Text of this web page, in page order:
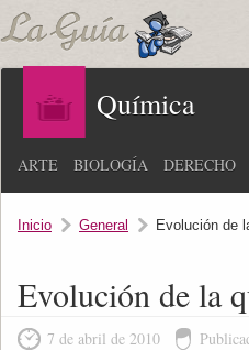
Química
ARTE BIOLOGÍA DERECHO
Inicio General Evolución de
Evolución de la
7 de abril de 2010